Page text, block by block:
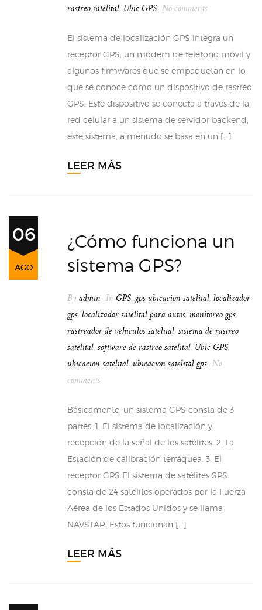
rastreo satelital, Ubic GPS No comments
El sistema de localización GPS integra un
receptor GPS, un módem de teléfono móvil y
algunos firmwares que se empaquetan en lo
que se conoce como un dispositivo de rastreo
GPS. Este dispositivo se conecta a través de la
red celular a un sistema de servidor backend,
este sistema, a menudo se basa en un […]
LEER MÁS
06
AGO
¿Cómo funciona un
sistema GPS?
By admin In GPS, gps ubicacion satelital, localizador
gps, localizador satelital para autos, monitoreo gps,
rastreador de vehiculos satelital, sistema de rastreo
satelital, software de rastreo satelital, Ubic GPS,
ubicacion satelital, ubicacion satelital gps No
comments
Básicamente, un sistema GPS consta de 3
partes. 1. El sistema de localización y
recepción de la señal de los satélites. 2. La
Estación de calibración terráquea. 3. El
receptor GPS El sistema de satélites SPS
consta de 24 satélites operados por la Fuerza
Aérea de los Estados Unidos y se llama
NAVSTAR. Estos funcionan […]
LEER MÁS